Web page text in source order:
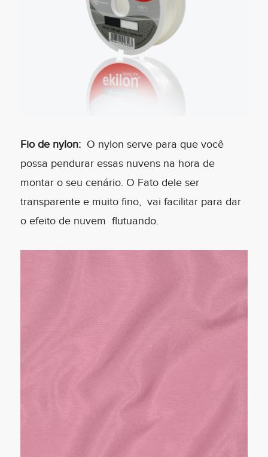
Fio de nylon:O nylon serve para que você
possa pendurar essas nuvens na hora de
montar o seu cenário. O Fato dele ser
transparente e muito fino, vai facilitar para dar
o efeito de nuvem flutuando.